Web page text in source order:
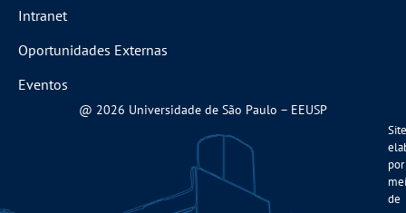
Intranet
Oportunidades Externas
Eventos
@ 2026 Universidade de São Paulo – EEUSP
Site
por
de